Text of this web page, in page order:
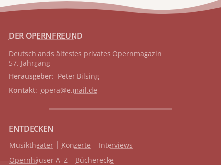
DER OPERNFREUND
Deutschlands ältestes privates Opernmagazin
57. Jahrgang
Herausgeber: Peter Bilsing
Kontakt: opera@e.mail.de
ENTDECKEN
Musiktheater Konzerte
Interviews
Opernhäuser A–Z
Bücherecke